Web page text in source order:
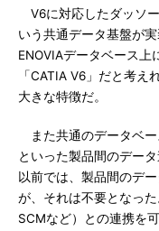
V6に対応したダッソ
いう共通データ基盤が
ENOVIAデータベース上
「CATIA V6」だと考
大きな特徴だ。
また共通のデータベー
といった製品間のデー
以前では、製品間のデ
が、それは不要となっ
SCMなど）との連携を